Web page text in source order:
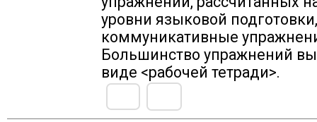
уровни языковой
коммуникативные
Большинство упражнений
виде <рабочей тетради>.